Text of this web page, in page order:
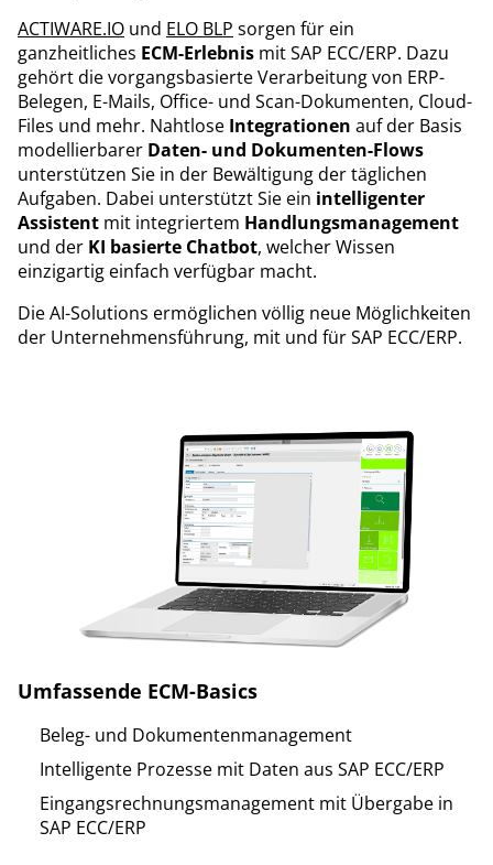
ACTIWARE.IO und ELO BLP sorgen für ein
ganzheitliches ECM-Erlebnis mit SAP ECC/ERP. Dazu
gehört die vorgangsbasierte Verarbeitung von ERP-
Belegen, E-Mails, Office- und Scan-Dokumenten, Cloud-
Files und mehr. Nahtlose Integrationen auf der Basis
modellierbarer Daten- und Dokumenten-Flows
unterstützen Sie in der Bewältigung der täglichen
Aufgaben. Dabei unterstützt Sie ein intelligenter
Assistent mit integriertem Handlungsmanagement
und der KI basierte Chatbot, welcher Wissen
einzigartig einfach verfügbar macht.
Die AI-Solutions ermöglichen völlig neue Möglichkeiten
der Unternehmensführung, mit und für SAP ECC/ERP.
Umfassende ECM-Basics
Beleg- und Dokumentenmanagement
Intelligente Prozesse mit Daten aus SAP ECC/ERP
Eingangsrechnungsmanagement mit Übergabe in
SAP ECC/ERP